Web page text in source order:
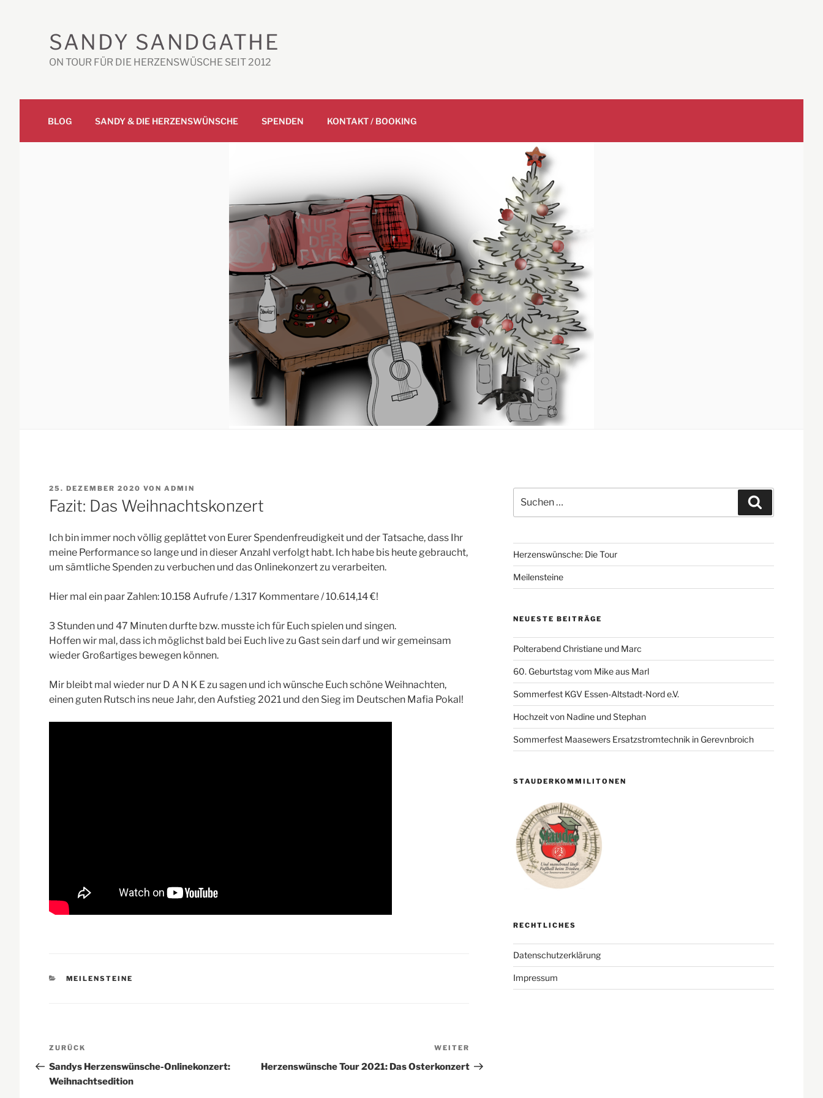
springenSANDY SANDGATHE
ON TOUR FÜR DIE HERZENSWÜSCHE SEIT 2012
BLOG SANDY & DIE HERZENSWÜNSCHE SPENDEN KONTAKT / BOOKING
VERÖFFENTLICHT
AM
25. DEZEMBER 2020 VON ADMIN
Fazit: Das Weihnachtskonzert
Ich bin immer noch völlig geplättet von Eurer Spendenfreudigkeit und der Tatsache, dass Ihr
meine Performance so lange und in dieser Anzahl verfolgt habt. Ich habe bis heute gebraucht,
um sämtliche Spenden zu verbuchen und das Onlinekonzert zu verarbeiten.
Hier mal ein paar Zahlen: 10.158 Aufrufe / 1.317 Kommentare / 10.614,14 €!
3 Stunden und 47 Minuten durfte bzw. musste ich für Euch spielen und singen.
Hoffen wir mal, dass ich möglichst bald bei Euch live zu Gast sein darf und wir gemeinsam
wieder Großartiges bewegen können.
Mir bleibt mal wieder nur D A N K E zu sagen und ich wünsche Euch schöne Weihnachten,
einen guten Rutsch ins neue Jahr, den Aufstieg 2021 und den Sieg im Deutschen Mafia Pokal!
KATEGORIEN
MEILENSTEINE
Beitragsnavigation
Vorheriger
Beitrag
ZURÜCK
Sandys Herzenswünsche-Onlinekonzert:
Weihnachtsedition
Beitrag
WEITER
Herzenswünsche Tour 2021: Das Osterkonzert
nach:
Herzenswünsche: Die Tour
Meilensteine
NEUESTE BEITRÄGE
Polterabend Christiane und Marc
60. Geburtstag vom Mike aus Marl
Sommerfest KGV Essen-Altstadt-Nord e.V.
Hochzeit von Nadine und Stephan
Sommerfest Maasewers Ersatzstromtechnik in Gerevnbroich
STAUDERKOMMILITONEN
RECHTLICHES
Datenschutzerklärung
Impressum